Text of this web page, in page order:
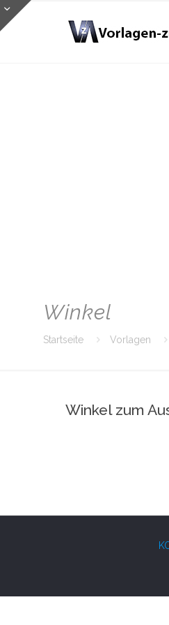
Winkel
Startseite Vorlagen
Winkel zum